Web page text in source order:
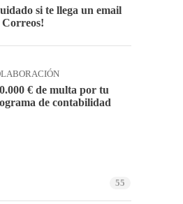
si te llega un email
Correos!
€ de multa por tu
de contabilidad
55